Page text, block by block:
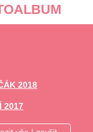
2018
2017
-UKÁZKA VÝCVIKU